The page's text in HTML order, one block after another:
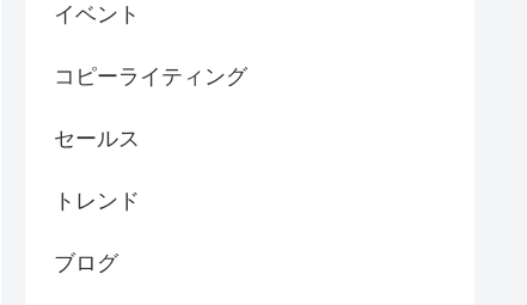
イベント
コピーライティング
セールス
トレンド
ブログ